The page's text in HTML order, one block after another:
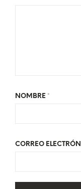
NOMBRE *
CORREO